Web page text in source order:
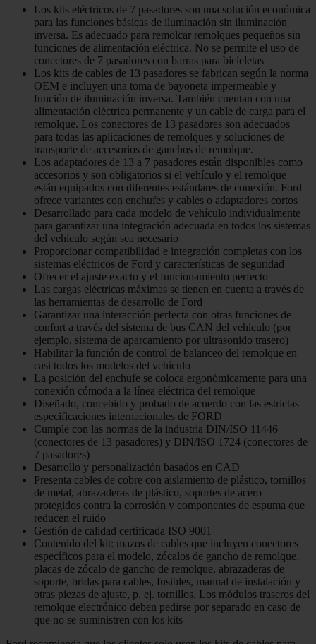
Los kits eléctricos de 7 pasadores son una solución económica
para las funciones básicas de iluminación sin iluminación
inversa. Es adecuado para remolcar remolques pequeños sin
funciones de alimentación eléctrica. No se permite el uso de
conectores de 7 pasadores con barras para bicicletas
Los kits de cables de 13 pasadores se fabrican según la norma
OEM e incluyen una toma de bayoneta impermeable y
función de iluminación inversa. También cuentan con una
alimentación eléctrica permanente y un cable de carga para el
remolque. Los conectores de 13 pasadores son adecuados
para todas las aplicaciones de remolques y soluciones de
transporte de accesorios de ganchos de remolque.
Los adaptadores de 13 a 7 pasadores están disponibles como
accesorios y son obligatorios si el vehículo y el remolque
están equipados con diferentes estándares de conexión. Ford
ofrece variantes con enchufes y cables o adaptadores cortos
Desarrollado para cada modelo de vehículo individualmente
para garantizar una integración adecuada en todos los sistemas
del vehículo según sea necesario
Proporcionar compatibilidad e integración completas con los
sistemas eléctricos de Ford y características de seguridad
Ofrecer el ajuste exacto y el funcionamiento perfecto
Las cargas eléctricas máximas se tienen en cuenta a través de
las herramientas de desarrollo de Ford
Garantizar una interacción perfecta con otras funciones de
confort a través del sistema de bus CAN del vehículo (por
ejemplo, sistema de aparcamiento por ultrasonido trasero)
Habilitar la función de control de balanceo del remolque en
casi todos los modelos del vehículo
La posición del enchufe se coloca ergonómicamente para una
conexión cómoda a la línea eléctrica del remolque
Diseñado, concebido y probado de acuerdo con las estrictas
especificaciones internacionales de FORD
Cumple con las normas de la industria DIN/ISO 11446
(conectores de 13 pasadores) y DIN/ISO 1724 (conectores de
7 pasadores)
Desarrollo y personalización basados en CAD
Presenta cables de cobre con aislamiento de plástico, tornillos
de metal, abrazaderas de plástico, soportes de acero
protegidos contra la corrosión y componentes de espuma que
reducen el ruido
Gestión de calidad certificada ISO 9001
Contenido del kit: mazos de cables que incluyen conectores
específicos para el modelo, zócalos de gancho de remolque,
placas de zócalo de gancho de remolque, abrazaderas de
soporte, bridas para cables, fusibles, manual de instalación y
otras piezas de ajuste, p. ej. tornillos. Los módulos traseros del
remolque electrónico deben pedirse por separado en caso de
que no se suministren con los kits